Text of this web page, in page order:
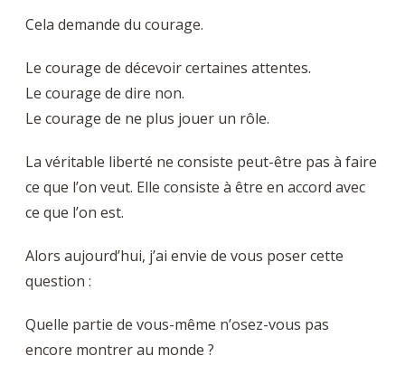
Cela demande du courage.
Le courage de décevoir certaines attentes.
Le courage de dire non.
Le courage de ne plus jouer un rôle.
La véritable liberté ne consiste peut-être pas à faire
ce que l’on veut. Elle consiste à être en accord avec
ce que l’on est.
Alors aujourd’hui, j’ai envie de vous poser cette
question :
Quelle partie de vous-même n’osez-vous pas
encore montrer au monde ?